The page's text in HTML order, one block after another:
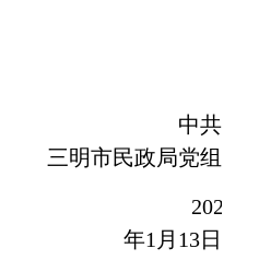
中共
三明市民政局党组
2021
年1 月 13日